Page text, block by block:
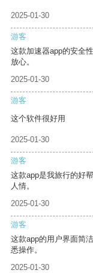
2025-01-30
游客
这款加速器app的安全
放心。
2025-01-30
游客
这个软件很好用
2025-01-30
游客
这款app是我旅行的好
人情。
2025-01-30
游客
这款app的用户界面简
悉操作。
2025-01-30